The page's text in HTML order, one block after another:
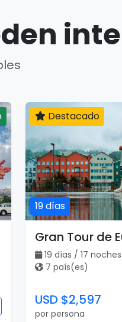
19 días
Destacado
Gran Tour de
19 días / 17 noches
7 país(es)
USD $2,597
por persona